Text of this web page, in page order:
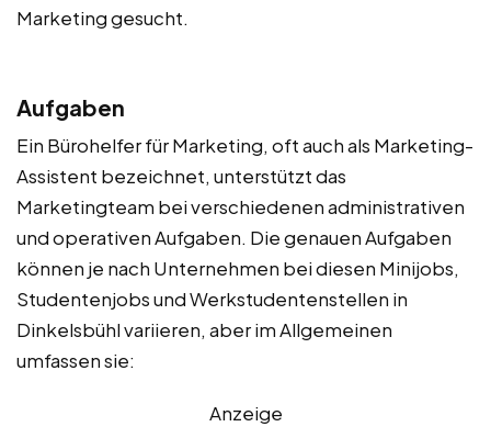
Marketing gesucht.
Aufgaben
Ein Bürohelfer für Marketing, oft auch als Marketing-
Assistent bezeichnet, unterstützt das
Marketingteam bei verschiedenen administrativen
und operativen Aufgaben. Die genauen Aufgaben
können je nach Unternehmen bei diesen Minijobs,
Studentenjobs und Werkstudentenstellen in
Dinkelsbühl variieren, aber im Allgemeinen
umfassen sie:
Anzeige